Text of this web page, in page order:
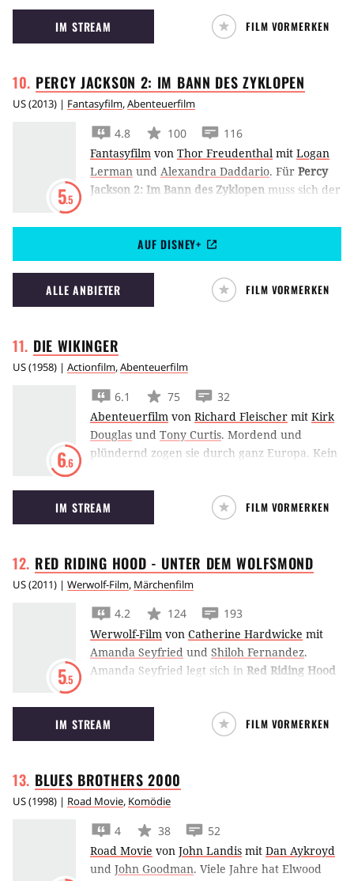
Roberts für Aufsehen, denn der Heimkehrer
bringt eine Gefahr mit sich, die den Zerfall der
Familie bedeuten könnte.
IM STREAM FILM VORMERKEN
PERCY JACKSON 2: IM BANN DESZYKLOPEN
US(2013) | Fantasyfilm,Abenteuerfilm
5.5
4.8 100
116
Fantasyfilm von Thor Freudenthal mit Logan
Lerman und Alexandra Daddario. Für Percy
Jackson 2: Im Bann des Zyklopen muss sich der
die halsbrecherische Suche nach dem
Goldenen Vlies begeben.
AUF DISNEY+
ALLE ANBIETER FILM VORMERKEN
DIE WIKINGER
US(1958) | Actionfilm,Abenteuerfilm
6.6
6.1 75
32
Abenteuerfilm von Richard Fleischer mit Kirk
Douglas und Tony Curtis. Mordend und
plündernd zogen sie durch ganz Europa. Kein
Wikinger(OT:The Vikings). Einar (
Douglas
), der Sohn des Wikingerkönigs
Ragnar, und Eric (
Sie ahnen nicht, daß sie Brüder sind. Als sich
beide in Prinzessin Morgana verlieben, ist ein
Doch zuvor ziehen sie gemeinsam mit ihren
Wikingern gegen England, um Ragnars
Ermordung zu rächen.
IM STREAM FILM VORMERKEN
RED RIDING HOOD - UNTER DEMWOLFSMOND
US(2011) | Werwolf-Film, Märchenfilm
5.5
4.2 124
193
Werwolf-Film von Catherine Hardwicke mit
Amanda Seyfried und Shiloh Fernandez.
Amanda Seyfried legt sich in Red Riding Hood
zu, will mit Max Irons die Flucht wagen und
wird dann von einem Werwolf aufgehalten.
IM STREAM FILM VORMERKEN
BLUES BROTHERS2000
US(1998) | Road Movie, Komödie
4 38
52
Road Movie von John Landis mit Dan Aykroyd
und John Goodman. Viele Jahre hat Elwood